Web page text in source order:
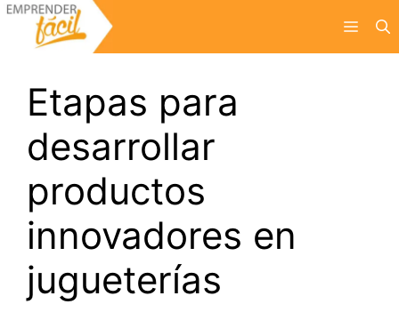
Saltar
Menú
Etapas para
desarrollar
productos
innovadores en
jugueterías